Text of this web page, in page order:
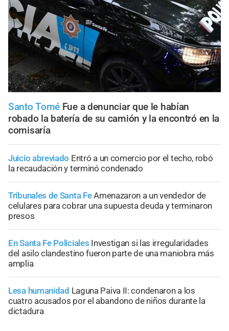
Santo Tomé Fue a denunciar que le habían
robado la batería de su camión y la encontró en la
comisaría
Juicio abreviado Entró a un comercio por el techo, robó
la recaudación y terminó condenado
Tribunales de Santa FeAmenazaron a un vendedor de
celulares para cobrar una supuesta deuda y terminaron
presos
En Santa Fe Policiales Investigan si las irregularidades
del asilo clandestino fueron parte de una maniobra más
amplia
Lesa humanidad Laguna Paiva II: condenaron a los
cuatro acusados por el abandono de niños durante la
dictadura